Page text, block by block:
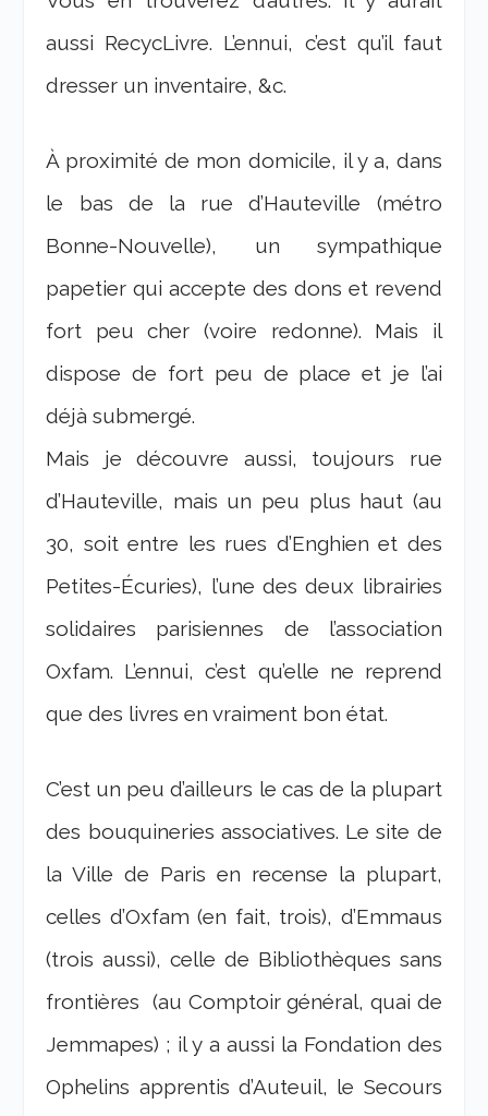
aussi RecycLivre. L’ennui, c’est qu’il faut
dresser un inventaire, &c.
À proximité de mon domicile, il y a, dans
le bas de la rue d’Hauteville (métro
Bonne-Nouvelle), un sympathique
papetier qui accepte des dons et revend
fort peu cher (voire redonne). Mais il
dispose de fort peu de place et je l’ai
déjà submergé.
Mais je découvre aussi, toujours rue
d’Hauteville, mais un peu plus haut (au
30, soit entre les rues d’Enghien et des
Petites-Écuries), l’une des deux librairies
solidaires parisiennes de l’association
Oxfam. L’ennui, c’est qu’elle ne reprend
que des livres en vraiment bon état.
C’est un peu d’ailleurs le cas de la plupart
des bouquineries associatives. Le site de
la Ville de Paris en recense la plupart,
celles d’Oxfam (en fait, trois), d’Emmaus
(trois aussi), celle de Bibliothèques sans
frontières (au Comptoir général, quai de
Jemmapes) ; il y a aussi la Fondation des
Ophelins apprentis d’Auteuil, le Secours